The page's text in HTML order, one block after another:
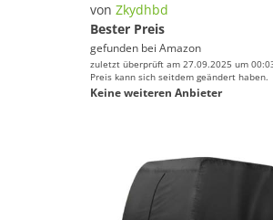
von Zkydhbd
Bester Preis
gefunden bei Amazon
zuletzt überprüft am 27.09.2025 um
Preis kann sich seitdem geändert haben.
Keine weiteren Anbieter